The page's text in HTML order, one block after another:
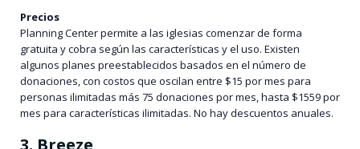
Precios
Planning Center permite a las iglesias comenzar de forma
gratuita y cobra según las características y el uso. Existen
algunos planes preestablecidos basados en el número de
donaciones, con costos que oscilan entre $15 por mes para
personas ilimitadas más 75 donaciones por mes, hasta $1559 por
mes para características ilimitadas. No hay descuentos anuales.
3. Breeze